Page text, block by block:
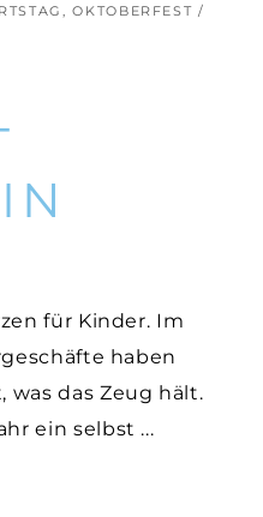
,OKTOBERFEST
für Kinder. Im
haben
das Zeug hält.
ein selbst